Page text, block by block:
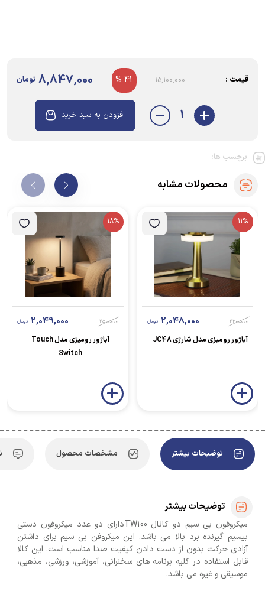
قیمت : 15,100,000
41 %
8,847,000 تومان
1 افزودن به سبد خرید
برچسب ها:
محصولات مشابه
11%
2,300,000
2,048,000 تومان
آباژور رومیزی مدل شارژی JC48
18%
2,500,000
2,049,000 تومان
آباژور رومیزی مدل Touch
Switch
توضیحات بیشتر مشخصات محصول
توضیحات بیشتر
میکروفون بی سیم دو کانال TW100دارای دو عدد میکروفون دستی
بیسیم گیرنده برد بالا می باشد. این میکروفن بی سیم برای داشتن
آزادی حرکت بدون از دست دادن کیفیت صدا مناسب است. این کالا
قابل استفاده در کلیه برنامه های سخنرانی، آموزشی، ورزشی، مذهبی،
موسیقی و غیره می باشد.